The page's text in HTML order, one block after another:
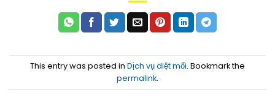
This entry was posted in Dịch vụ diệt mối. Bookmark the
permalink.